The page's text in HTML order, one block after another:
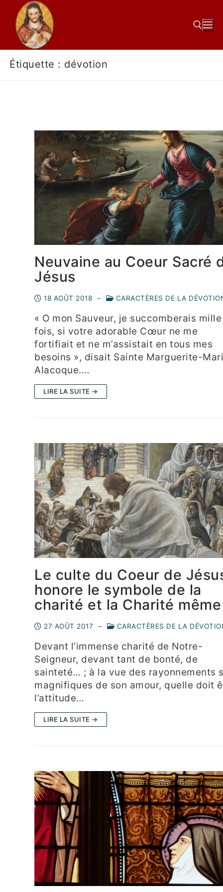
Étiquette : dévotion
Neuvaine au Coeur Sacré
Jésus
18 AOÛT 2018 – CARACTÈRES DE LA
« O mon Sauveur, je succomberais mille
fois, si votre adorable Cœur ne me
fortifiait et ne m’assistait en tous mes
besoins », disait Sainte Marguerite-
Alacoque.…
LIRE LA SUITE →
Le culte du Coeur de
honore le symbole de la
charité et la Charité même
27 AOÛT 2017 – CARACTÈRES DE LA
Devant l’immense charité de Notre-
Seigneur, devant tant de bonté, de
sainteté… ; à la vue des rayonnements
magnifiques de son amour, quelle doit
l’attitude…
LIRE LA SUITE →